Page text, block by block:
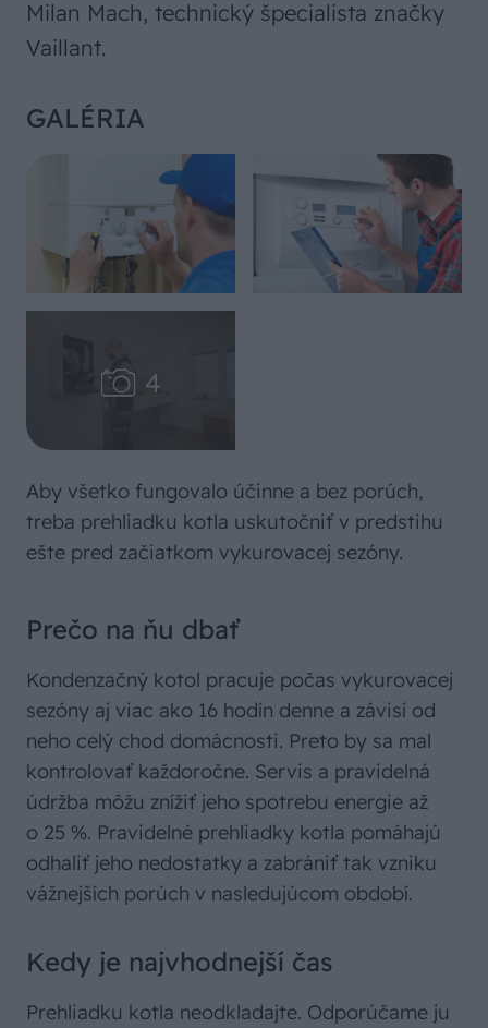
Milan Mach, technický špecialista značky
Vaillant.
GALÉRIA
Aby všetko fungovalo účinne a bez porúch,
treba prehliadku kotla uskutočniť v predstihu
ešte pred začiatkom vykurovacej sezóny.
Prečo na ňu dbať
Kondenzačný kotol pracuje počas vykurovacej
sezóny aj viac ako 16 hodín denne a závisí od
neho celý chod domácnosti. Preto by sa mal
kontrolovať každoročne. Servis a pravidelná
údržba môžu znížiť jeho spotrebu energie až
o 25 %. Pravidelné prehliadky kotla pomáhajú
odhaliť jeho nedostatky a zabrániť tak vzniku
vážnejších porúch v nasledujúcom období.
Kedy je najvhodnejší čas
Prehliadku kotla neodkladajte. Odporúčame ju